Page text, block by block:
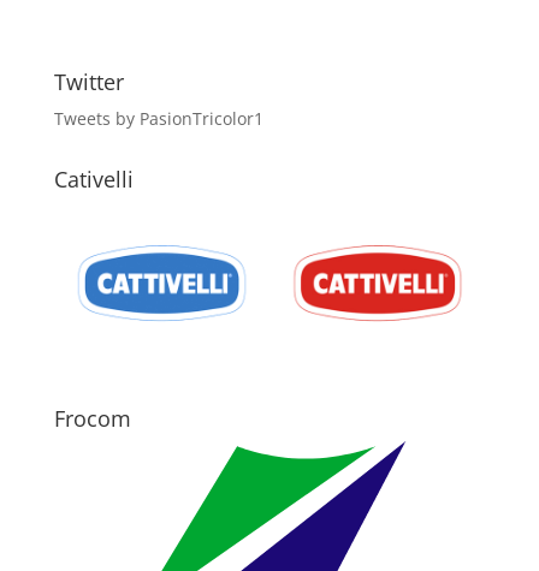
Twitter
Tweets by PasionTricolor1
Cativelli
Frocom